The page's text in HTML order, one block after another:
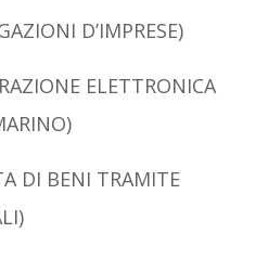
D’IMPRESE)
ELETTRONICA
ARINO)
DI BENI TRAMITE